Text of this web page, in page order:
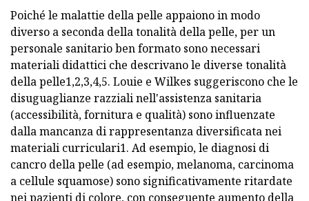
Poiché le malattie della pelle appaiono in modo
diverso a seconda della tonalità della pelle, per un
personale sanitario ben formato sono necessari
materiali didattici che descrivano le diverse tonalità
della pelle1,2,3,4,5. Louie e Wilkes suggeriscono che le
disuguaglianze razziali nell'assistenza sanitaria
(accessibilità, fornitura e qualità) sono influenzate
dalla mancanza di rappresentanza diversificata nei
materiali curriculari1. Ad esempio, le diagnosi di
cancro della pelle (ad esempio, melanoma, carcinoma
a cellule squamose) sono significativamente ritardate
nei pazienti di colore, con conseguente aumento della